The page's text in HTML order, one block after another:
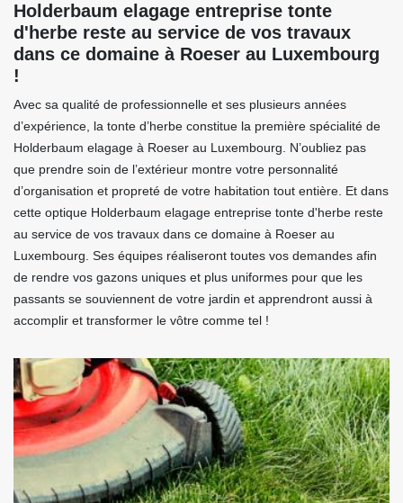
Holderbaum elagage entreprise tonte
d'herbe reste au service de vos travaux
dans ce domaine à Roeser au Luxembourg
!
Avec sa qualité de professionnelle et ses plusieurs années
d’expérience, la tonte d’herbe constitue la première spécialité de
Holderbaum elagage à Roeser au Luxembourg. N’oubliez pas
que prendre soin de l’extérieur montre votre personnalité
d’organisation et propreté de votre habitation tout entière. Et dans
cette optique Holderbaum elagage entreprise tonte d'herbe reste
au service de vos travaux dans ce domaine à Roeser au
Luxembourg. Ses équipes réaliseront toutes vos demandes afin
de rendre vos gazons uniques et plus uniformes pour que les
passants se souviennent de votre jardin et apprendront aussi à
accomplir et transformer le vôtre comme tel !